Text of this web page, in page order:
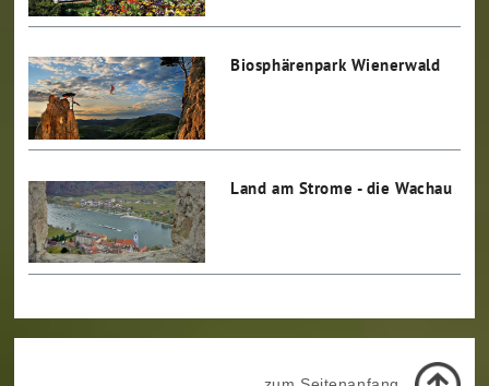
Biosphärenpark Wienerwald
Land am Strome - die Wachau